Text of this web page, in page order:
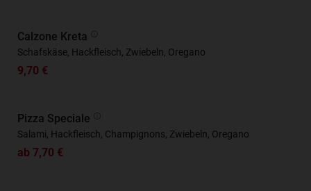
Calzone Kreta
Schafskäse, Hackfleisch, Zwiebeln, Oregano
9,70 €
Pizza Speciale
Salami, Hackfleisch, Champignons, Zwiebeln, Oregano
ab 7,70 €